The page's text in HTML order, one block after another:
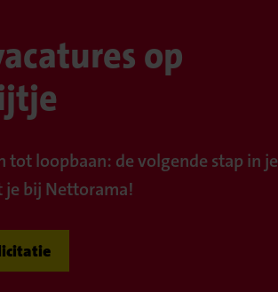
op
tot loopbaan: de volgende stap in je
je bij Nettorama!